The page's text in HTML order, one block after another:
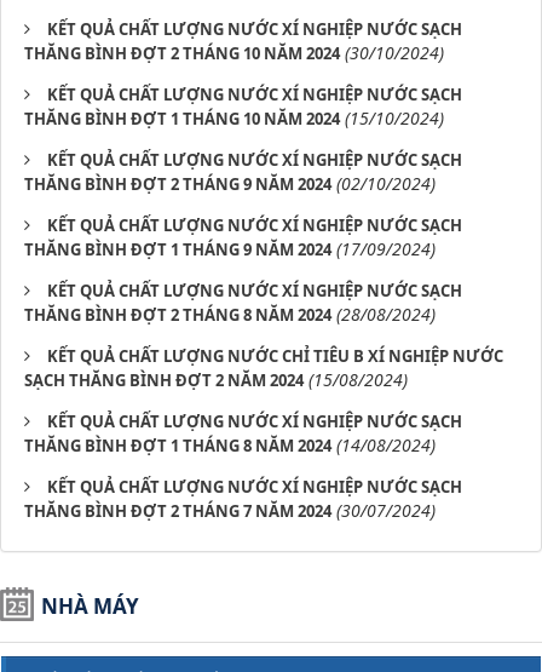
KẾT QUẢ CHẤT LƯỢNG NƯỚC XÍ NGHIỆP NƯỚC SẠCH
THĂNG BÌNH ĐỢT 2 THÁNG 10 NĂM 2024 (30/10/2024)
KẾT QUẢ CHẤT LƯỢNG NƯỚC XÍ NGHIỆP NƯỚC SẠCH
THĂNG BÌNH ĐỢT 1 THÁNG 10 NĂM 2024 (15/10/2024)
KẾT QUẢ CHẤT LƯỢNG NƯỚC XÍ NGHIỆP NƯỚC SẠCH
THĂNG BÌNH ĐỢT 2 THÁNG 9 NĂM 2024 (02/10/2024)
KẾT QUẢ CHẤT LƯỢNG NƯỚC XÍ NGHIỆP NƯỚC SẠCH
THĂNG BÌNH ĐỢT 1 THÁNG 9 NĂM 2024 (17/09/2024)
KẾT QUẢ CHẤT LƯỢNG NƯỚC XÍ NGHIỆP NƯỚC SẠCH
THĂNG BÌNH ĐỢT 2 THÁNG 8 NĂM 2024 (28/08/2024)
KẾT QUẢ CHẤT LƯỢNG NƯỚC CHỈ TIÊU B XÍ NGHIỆP NƯỚC
SẠCH THĂNG BÌNH ĐỢT 2 NĂM 2024 (15/08/2024)
KẾT QUẢ CHẤT LƯỢNG NƯỚC XÍ NGHIỆP NƯỚC SẠCH
THĂNG BÌNH ĐỢT 1 THÁNG 8 NĂM 2024 (14/08/2024)
KẾT QUẢ CHẤT LƯỢNG NƯỚC XÍ NGHIỆP NƯỚC SẠCH
THĂNG BÌNH ĐỢT 2 THÁNG 7 NĂM 2024 (30/07/2024)
NHÀ MÁY